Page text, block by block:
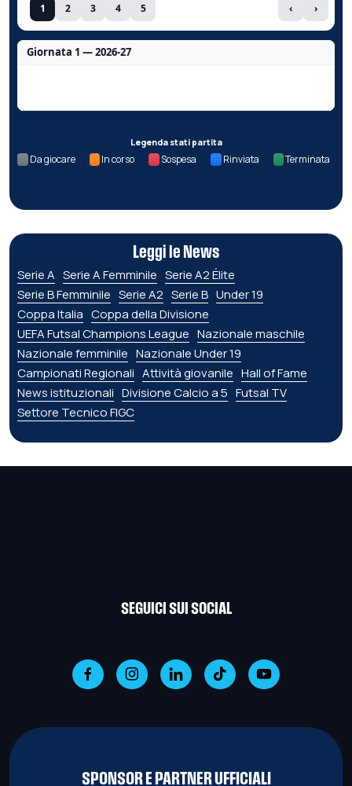
1 2 3 4 5 ‹ ›
Giornata 1 — 2026-27
Legenda stati partita
Da giocare In corso Sospesa Rinviata Terminata
Leggi le News
Serie A Serie A Femminile Serie A2 Élite
Serie B Femminile Serie A2 Serie B Under 19
Coppa Italia Coppa della Divisione
UEFA Futsal Champions League Nazionale maschile
Nazionale femminile Nazionale Under 19
Campionati Regionali Attività giovanile Hall of Fame
News istituzionali Divisione Calcio a 5 Futsal TV
Settore Tecnico FIGC
SEGUICI SUI SOCIAL
SPONSOR E PARTNER UFFICIALI